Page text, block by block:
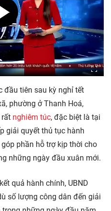
đầu tiên sau kỳ nghỉ tết
phường ở Thanh Hoá,
rất nghiêm túc, đặc biệt là tại
giải quyết thủ tục hành
phần hỗ trợ kịp thời cho
những ngày đầu xuân mới.
quả hành chính, UBND
số lượng công dân đến giải